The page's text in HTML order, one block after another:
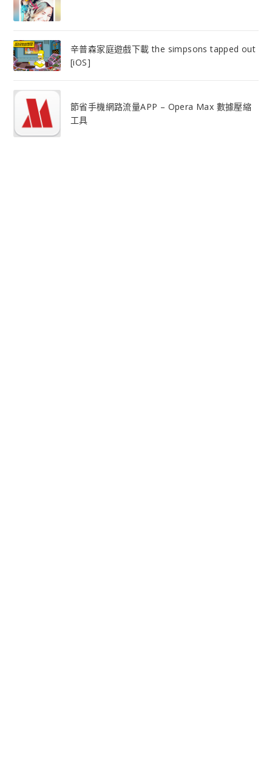
辛普森家庭遊戲下載 the simpsons tapped out
[iOS]
節省手機網路流量APP – Opera Max 數據壓縮
工具